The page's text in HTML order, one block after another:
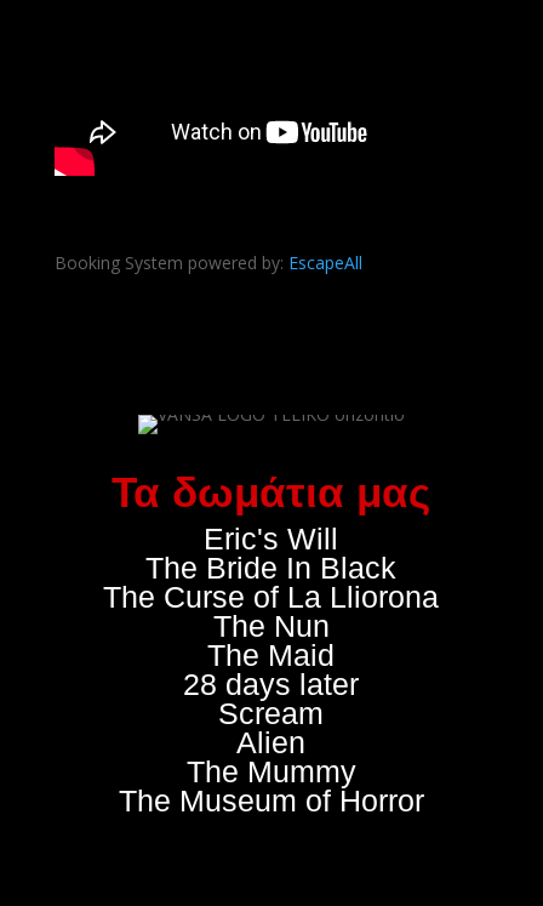
Booking System powered by: EscapeAll
Τα δωμάτια μας
Eric's Will
The Bride In Black
The Curse of La Lliorona
The Nun
The Maid
28 days later
Scream
Alien
The Mummy
The Museum of Horror